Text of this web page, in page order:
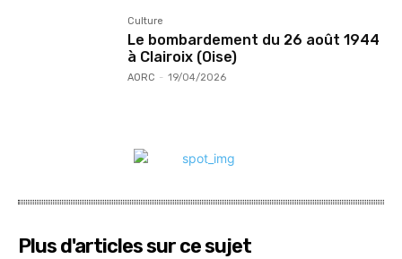
Culture
Le bombardement du 26 août 1944
à Clairoix (Oise)
AORC - 19/04/2026
Plus d'articles sur ce sujet